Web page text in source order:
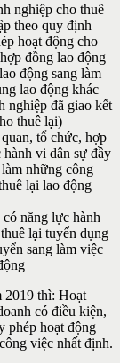
nghiệp cho thuê
theo quy định
hoạt động cho
đồng lao động
động sang làm
lao động khác
nghiệp đã giao kết
thuê lại)
tổ chức, hợp
vi dân sự đầy
những công
lại lao động
năng lực hành
lại tuyển dụng
sang làm việc
2019 thì: Hoạt
có điều kiện,
phép hoạt động
việc nhất định.